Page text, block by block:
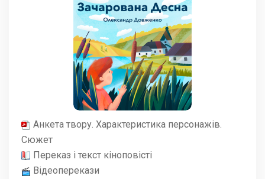
Анкета твору. Характеристика персонажів.
Сюжет
Переказ і текст кіноповісті
Відеоперекази